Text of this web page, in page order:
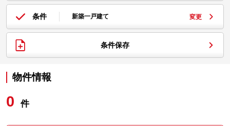
条件 新築一戸建て 変更
条件保存
物件情報
0 件